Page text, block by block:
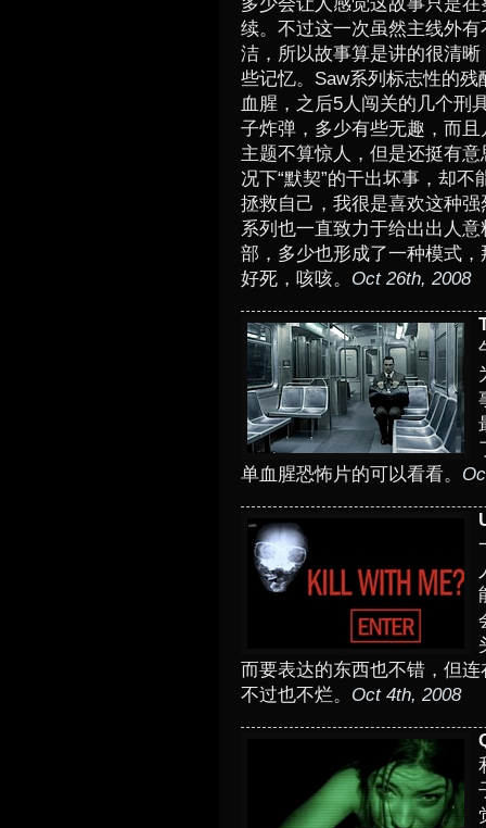
续。不过这一次虽然主线外
洁，所以故事算是讲的很清
些记忆。Saw系列标志性的残
血腥，之后5人闯关的几个刑
子炸弹，多少有些无趣，而
主题不算惊人，但是还挺有
况下“默契”的干出坏事，却
拯救自己，我很是喜欢这种
系列也一直致力于给出出人
部，多少也形成了一种模式
好死，咳咳。 Oct 26th, 2008
单血腥恐怖片的可以看看。
而要表达的东西也不错，但
不过也不烂。 Oct 4th, 2008